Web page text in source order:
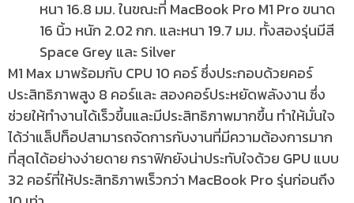
หนา 16.8 มม. ในขณะที่ MacBook Pro M1 Pro ขนาด
16 นิ้ว หนัก 2.02 กก. และหนา 19.7 มม. ทั้งสองรุ่นมีสี
Space Grey และ Silver
M1 Max มาพร้อมกับ CPU 10 คอร์ ซึ่งประกอบด้วยคอร์
ประสิทธิภาพสูง 8 คอร์และ สองคอร์ประหยัดพลังงาน ซึ่ง
ช่วยให้ทำงานได้เร็วขึ้นและมีประสิทธิภาพมากขึ้น ทำให้มั่นใจ
ได้ว่าแล็ปท็อปสามารถจัดการกับงานที่มีความต้องการมาก
ที่สุดได้อย่างง่ายดาย กราฟิกยังน่าประทับใจด้วย GPU แบบ
32 คอร์ที่ให้ประสิทธิภาพเร็วกว่า MacBook Pro รุ่นก่อนถึง